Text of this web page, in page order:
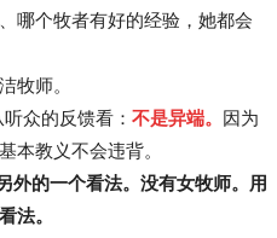
哪个牧者有好的经验，她都会
牧师。
众的反馈看： 不是异端。 因为
本教义不会违背。
外的一个看法。没有女牧师。用
法。